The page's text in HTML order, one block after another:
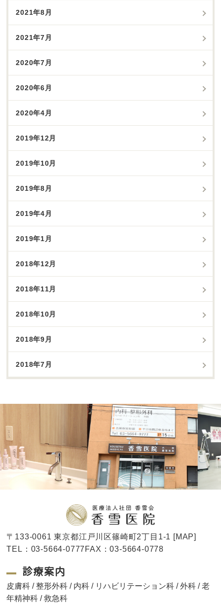
2021年8月
2021年7月
2020年7月
2020年6月
2020年4月
2019年12月
2019年10月
2019年8月
2019年4月
2019年1月
2018年12月
2018年11月
2018年10月
2018年9月
2018年7月
〒133-0061 東京都江戸川区篠崎町2丁目1-1 [MAP]
TEL：03-5664-0777FAX：03-5664-0778
診療案内
皮膚科 / 整形外科 / 内科 / リハビリテーション科 / 外科 / 老
年精神科 / 救急科